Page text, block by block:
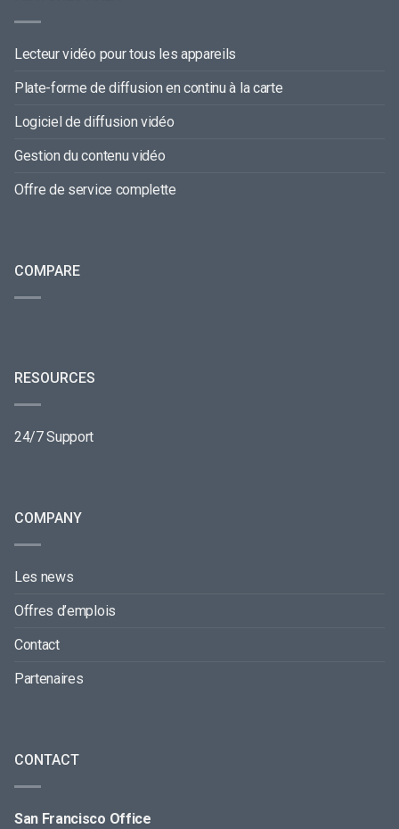
Lecteur vidéo pour tous les appareils
Plate-forme de diffusion en continu à la carte
Logiciel de diffusion vidéo
Gestion du contenu vidéo
Offre de service complette
COMPARE
RESOURCES
24/7 Support
COMPANY
Les news
Offres d’emplois
Contact
Partenaires
CONTACT
San Francisco Office